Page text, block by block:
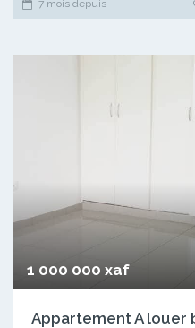
7 mois depuis
1 000 000 xaf
Appartement A louer